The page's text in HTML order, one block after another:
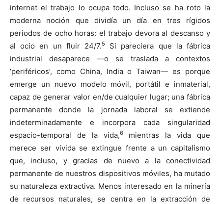
internet el trabajo lo ocupa todo. Incluso se ha roto la
moderna noción que dividía un día en tres rígidos
periodos de ocho horas: el trabajo devora al descanso y
al ocio en un fluir 24/7.5
Si pareciera que la fábrica
industrial desaparece —o se traslada a contextos
‘periféricos’, como China, India o Taiwan— es porque
emerge un nuevo modelo móvil, portátil e inmaterial,
capaz de generar valor en/de cualquier lugar; una fábrica
permanente donde la jornada laboral se extiende
indeterminadamente e incorpora cada singularidad
espacio-temporal de la vida,6mientras la vida que
merece ser vivida se extingue frente a un capitalismo
que, incluso, y gracias de nuevo a la conectividad
permanente de nuestros dispositivos móviles, ha mutado
su naturaleza extractiva. Menos interesado en la minería
de recursos naturales, se centra en la extracción de